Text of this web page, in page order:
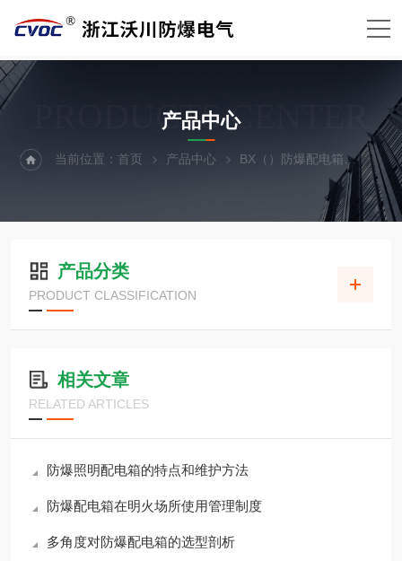
PRODUCTS CENTER
产品中心
当前位置：首页 产品中心 BX（）防爆配电箱 防爆
产品分类
PRODUCT CLASSIFICATION
相关文章
RELATED ARTICLES
防爆照明配电箱的特点和维护方法
防爆配电箱在明火场所使用管理制度
多角度对防爆配电箱的选型剖析